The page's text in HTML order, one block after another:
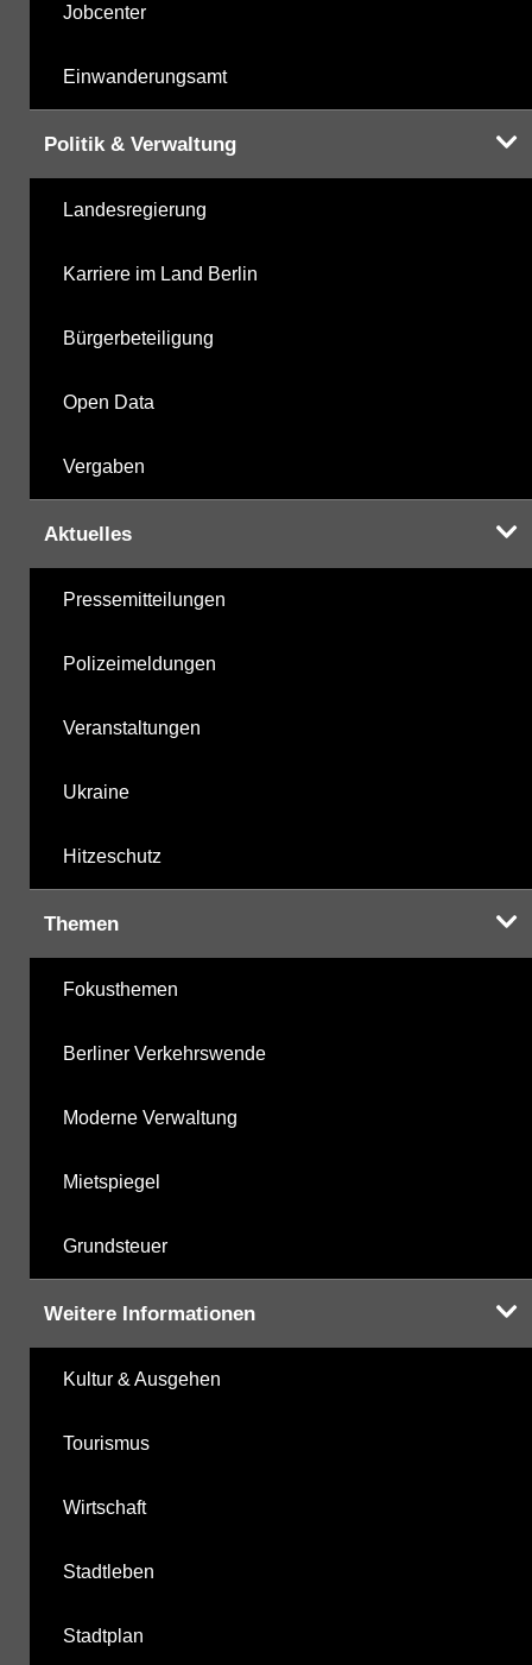
Jobcenter
Einwanderungsamt
Politik & Verwaltung
Landesregierung
Karriere im Land Berlin
Bürgerbeteiligung
Open Data
Vergaben
Aktuelles
Pressemitteilungen
Polizeimeldungen
Veranstaltungen
Ukraine
Hitzeschutz
Themen
Fokusthemen
Berliner Verkehrswende
Moderne Verwaltung
Mietspiegel
Grundsteuer
Weitere Informationen
Kultur & Ausgehen
Tourismus
Wirtschaft
Stadtleben
Stadtplan